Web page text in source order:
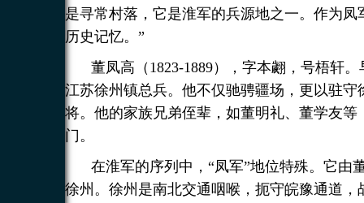
是寻常村落，它是淮军的兵源地之一。作为
历史记忆。”
董凤高（1823-1889），字本翽，号梧轩
江苏徐州镇总兵。他不仅驰骋疆场，更以驻
将。他的家族兄弟侄辈，如董明礼、董学友
门。
在淮军的序列中，“凤军”地位特殊。它由
徐州。徐州是南北交通咽喉，扼守皖豫通道